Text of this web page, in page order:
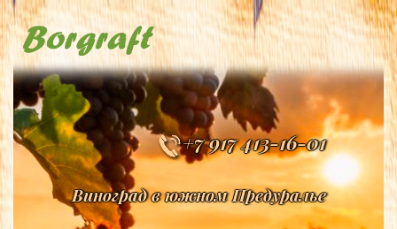
+7 917 413-16-01
Виноград в южном Предуралье